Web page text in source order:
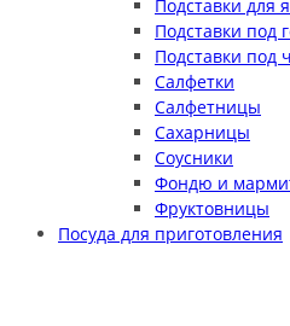
Подставки для
Подставки под
Подставки под
Салфетки
Салфетницы
Сахарницы
Соусники
Фондю и
Фруктовницы
Посуда для приготовления